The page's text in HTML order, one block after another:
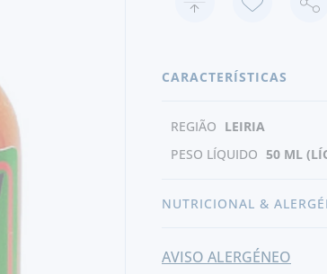
CARACTERÍSTICAS
REGIÃO LEIRIA
PESO LÍQUIDO 50 ML
NUTRICIONAL &
AVISO ALERGÉNEO